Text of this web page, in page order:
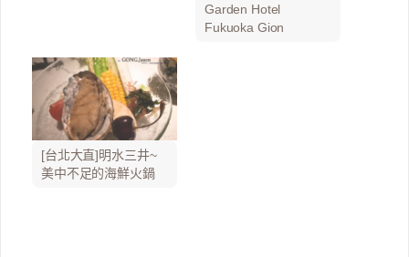
Garden Hotel
Fukuoka Gion
[台北大直]明水三井~
美中不足的海鮮火鍋